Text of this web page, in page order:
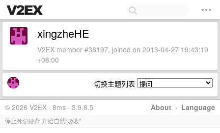
xingzheHE
V2EX member #38197, joined on 2013-04-27 19:43:19
+08:00
切换主题列表
About · Language
© 2026 V2EX · 8ms · 3.9.8.5
停止死记硬背,开始自然“吸收”